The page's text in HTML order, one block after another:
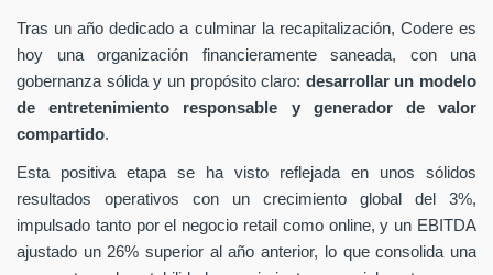
Tras un año dedicado a culminar la recapitalización, Codere es
hoy una organización financieramente saneada, con una
gobernanza sólida y un propósito claro: desarrollar un modelo
de entretenimiento responsable y generador de valor
compartido.
Esta positiva etapa se ha visto reflejada en unos sólidos
resultados operativos con un crecimiento global del 3%,
impulsado tanto por el negocio retail como online, y un EBITDA
ajustado un 26% superior al año anterior, lo que consolida una